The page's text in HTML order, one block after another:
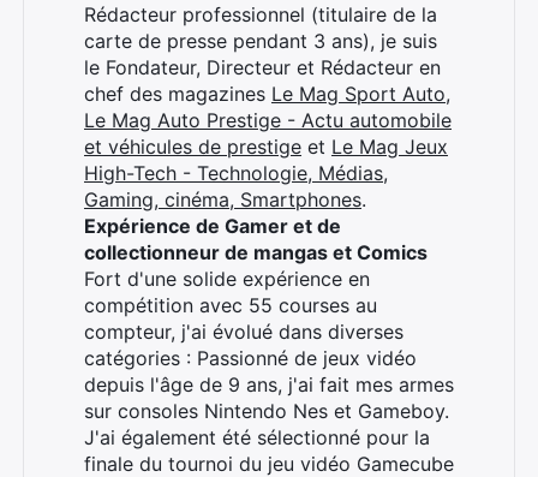
Rédacteur professionnel (titulaire de la
carte de presse pendant 3 ans), je suis
le Fondateur, Directeur et Rédacteur en
chef des magazines Le Mag Sport Auto,
Le Mag Auto Prestige - Actu automobile
et véhicules de prestige et Le Mag Jeux
High-Tech - Technologie, Médias,
Gaming, cinéma, Smartphones.
Expérience de Gamer et de
collectionneur de mangas et Comics
Fort d'une solide expérience en
compétition avec 55 courses au
compteur, j'ai évolué dans diverses
catégories : Passionné de jeux vidéo
depuis l'âge de 9 ans, j'ai fait mes armes
sur consoles Nintendo Nes et Gameboy.
J'ai également été sélectionné pour la
finale du tournoi du jeu vidéo Gamecube